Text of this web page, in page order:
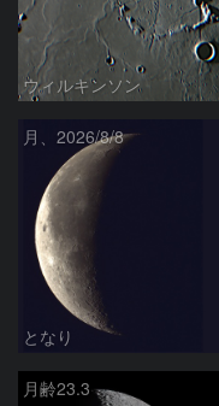
ウィルキンソン
月、2026/8/8
となり
月齢23.3